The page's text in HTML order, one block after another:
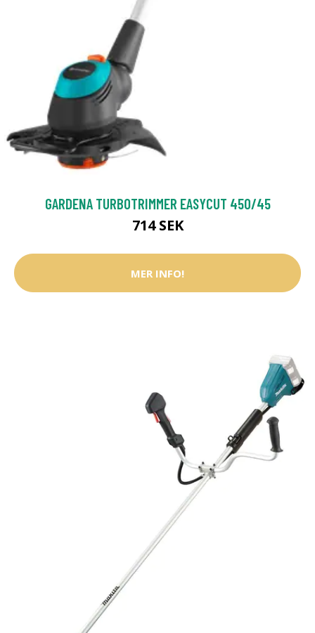
GARDENA TURBOTRIMMER EASYCUT 450/45
714 SEK
MER INFO!